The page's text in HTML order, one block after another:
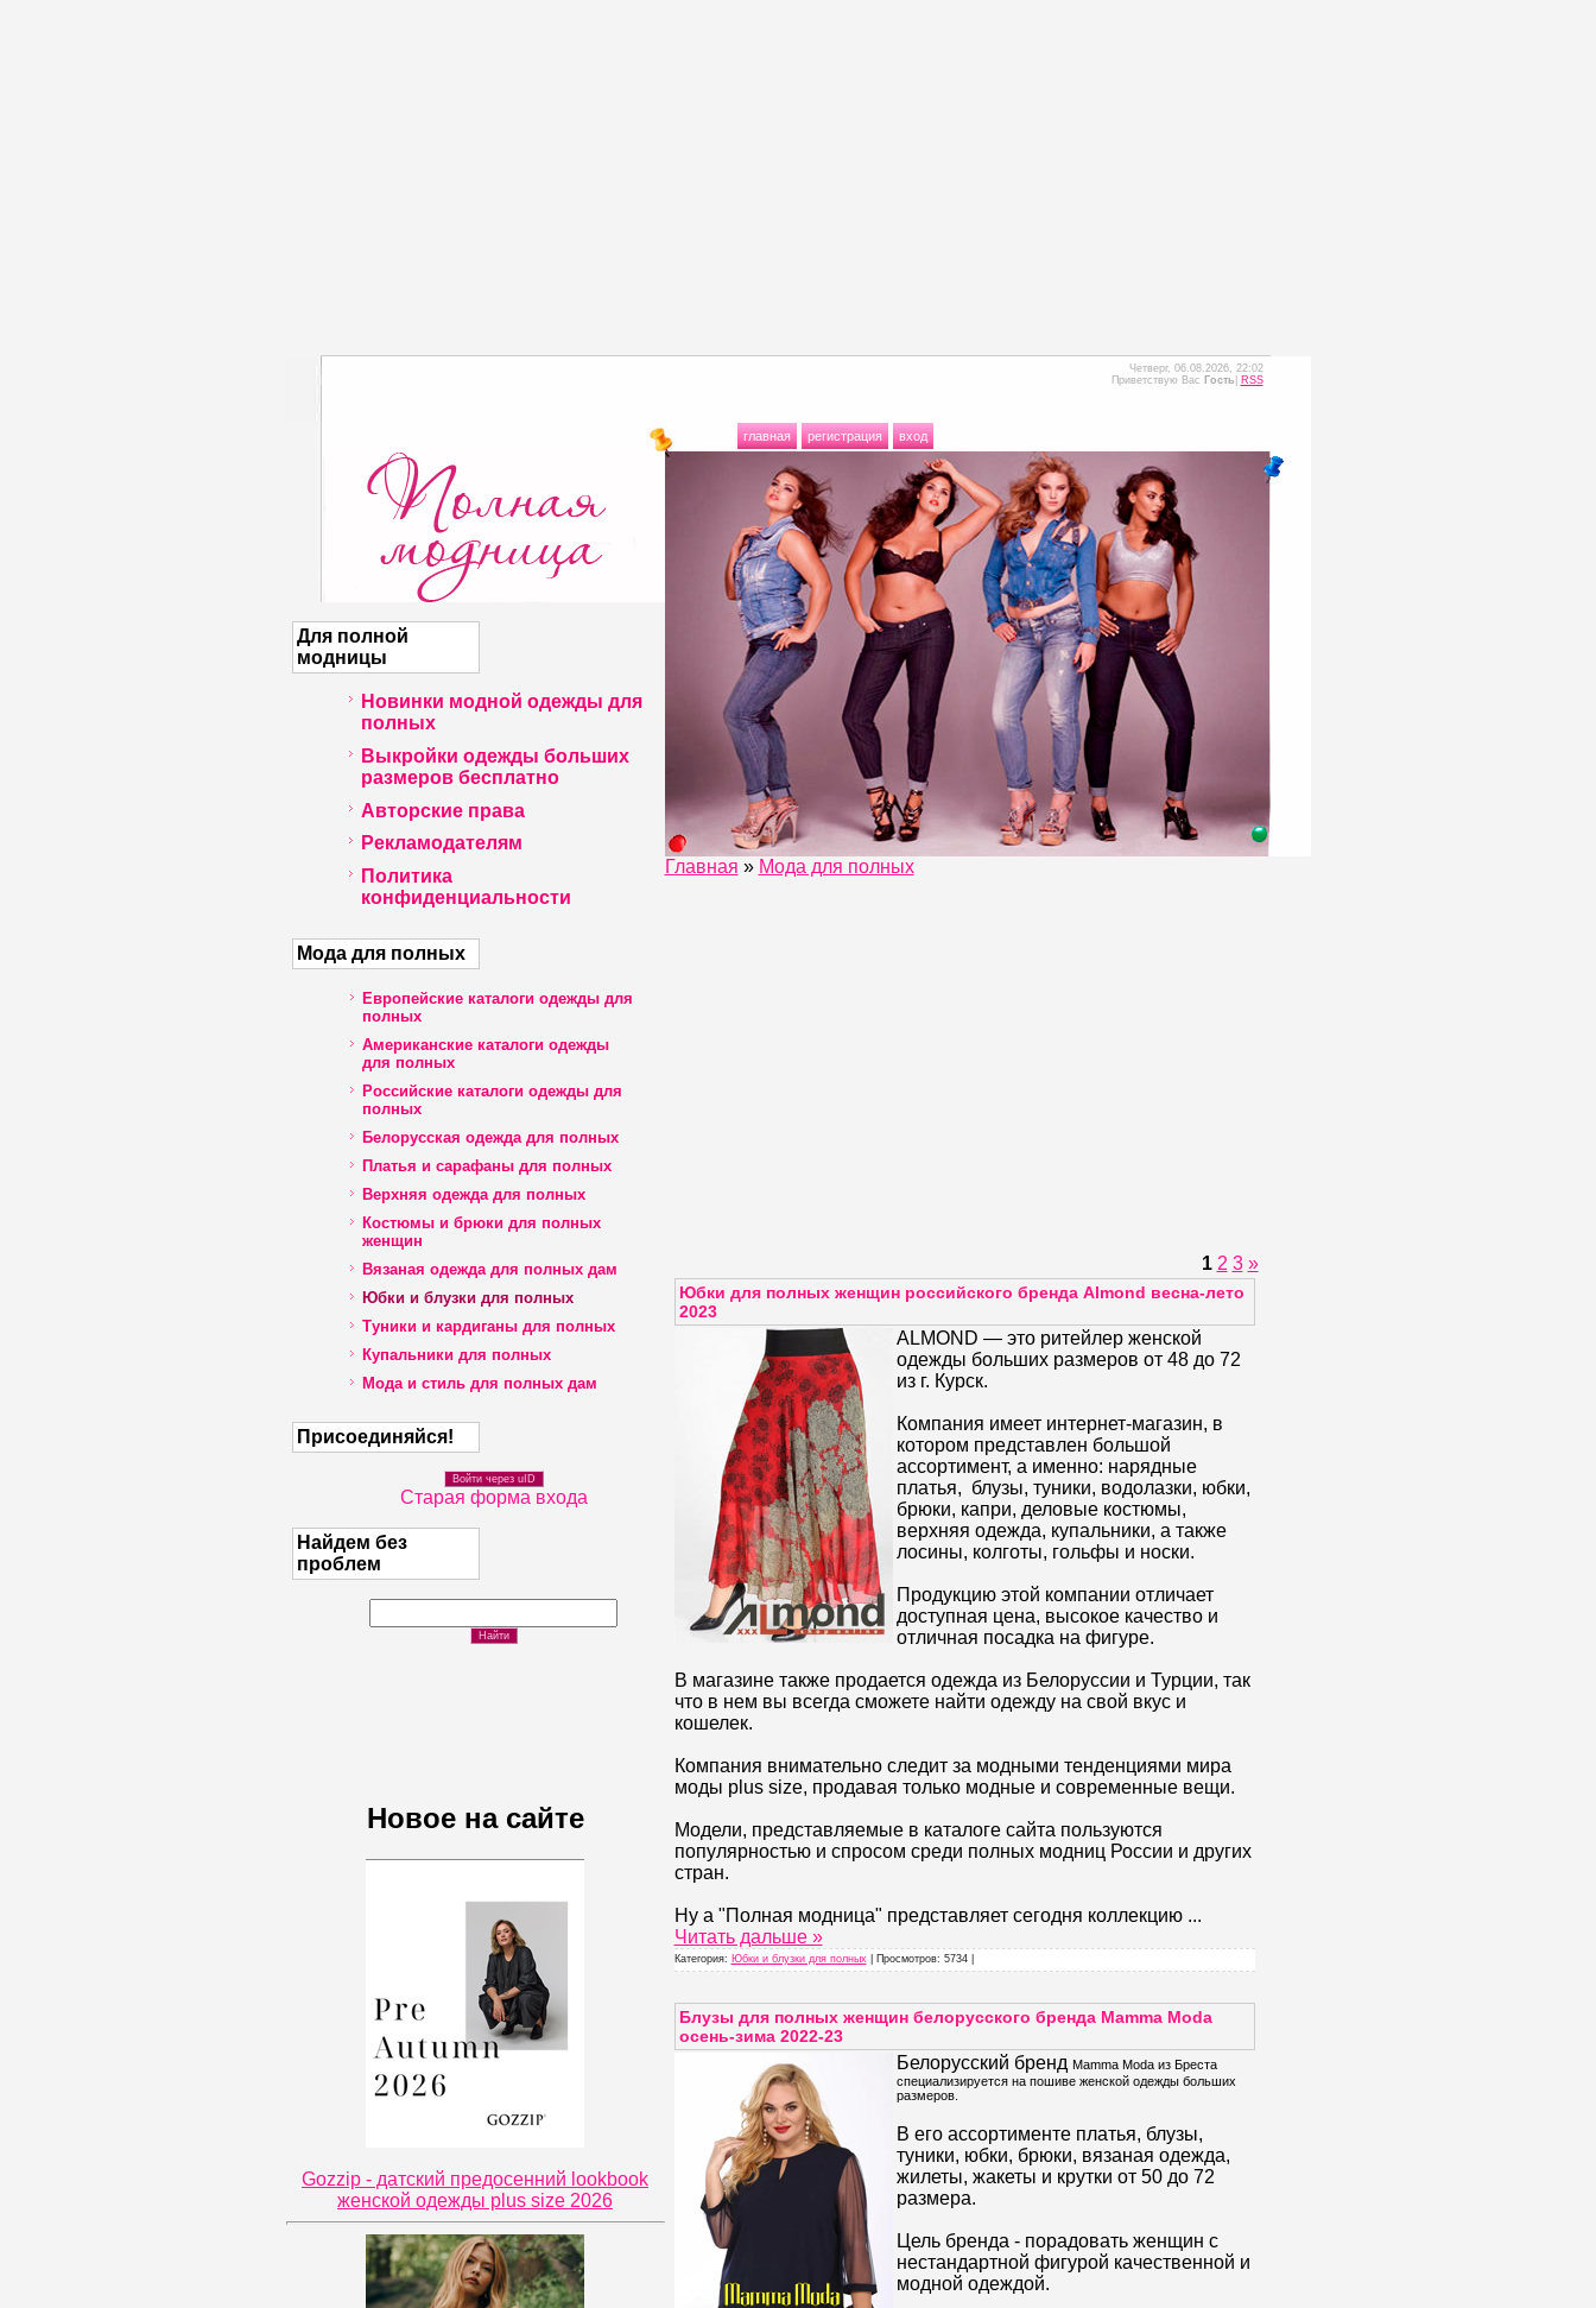
Четверг, 06.08.2026, 22:02
Приветствую Вас Гость RSS
главная регистрация вход
Для полной
модницы
Новинки модной одежды для
полных
Выкройки одежды больших
размеров бесплатно
Авторские права
Рекламодателям
Политика
конфиденциальности
Мода для полных
Европейские каталоги одежды для
полных
Американские каталоги одежды
для полных
Российские каталоги одежды для
полных
Белорусская одежда для полных
Платья и сарафаны для полных
Верхняя одежда для полных
Костюмы и брюки для полных
женщин
Вязаная одежда для полных дам
Юбки и блузки для полных
Туники и кардиганы для полных
Купальники для полных
Мода и стиль для полных дам
Присоединяйся!
Войти через uID
Старая форма входа
Найдем без
проблем
Новое на сайте
Gozzip - датский предосенний lookbook
женской одежды plus size 2026
Главная » Мода для полных
1 2 3 »
Юбки для полных женщин российского бренда Almond весна-лето
2023
ALMOND — это ритейлер женской
одежды больших размеров от 48 до 72
из г. Курск.
Компания имеет интернет-магазин, в
котором представлен большой
ассортимент, а именно: нарядные
платья, блузы, туники, водолазки, юбки,
брюки, капри, деловые костюмы,
верхняя одежда, купальники, а также
лосины, колготы, гольфы и носки.
Продукцию этой компании отличает
доступная цена, высокое качество и
отличная посадка на фигуре.
В магазине также продается одежда из Белоруссии и Турции, так
что в нем вы всегда сможете найти одежду на свой вкус и
кошелек.
Компания внимательно следит за модными тенденциями мира
моды plus size, продавая только модные и современные вещи.
Модели, представляемые в каталоге сайта пользуются
популярностью и спросом среди полных модниц России и других
стран.
Ну а "Полная модница" представляет сегодня коллекцию ...
Читать дальше »
Категория: Юбки и блузки для полных| Просмотров: 5734 |
Блузы для полных женщин белорусского бренда Mamma Moda
осень-зима 2022-23
Белорусский бренд Mamma Moda из Бреста
специализируется на пошиве женской одежды больших
размеров.
В его ассортименте платья, блузы,
туники, юбки, брюки, вязаная одежда,
жилеты, жакеты и крутки от 50 до 72
размера.
Цель бренда - порадовать женщин с
нестандартной фигурой качественной и
модной одеждой.